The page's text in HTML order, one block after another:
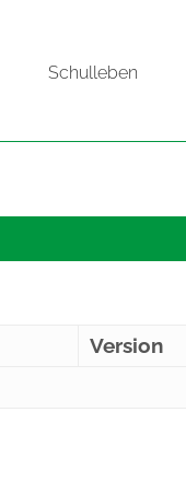
Schulleben
Version